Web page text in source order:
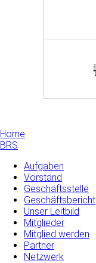
Home
BRS
Aufgaben
Vorstand
Geschäftsstelle
Geschäftsbericht
Unser Leitbild
Mitglieder
Mitglied werden
Partner
Netzwerk